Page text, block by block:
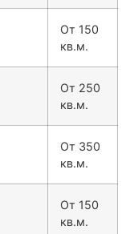
От 150
кв.м.
От 250
кв.м.
От 350
кв.м.
От 150
кв.м.